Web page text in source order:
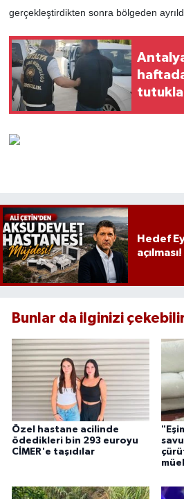
gerçekleştirdikten sonra bölgeden
Hedef
açılması!
Bunlar da ilginizi
Özel hastane acilinde
ödedikleri bin 293 euroyu
CİMER'e taşıdılar